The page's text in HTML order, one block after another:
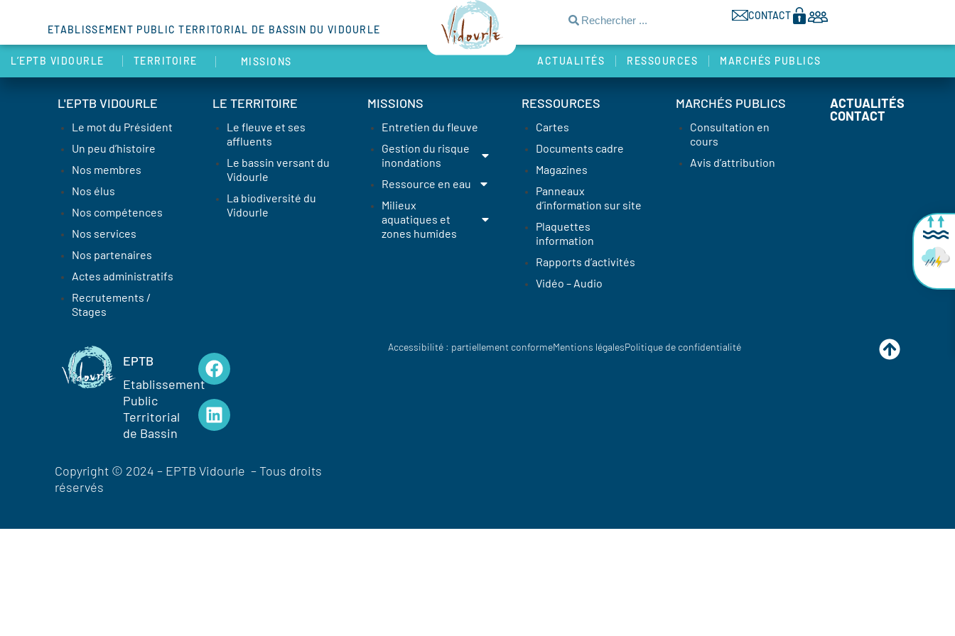
ETABLISSEMENT PUBLIC TERRITORIAL DE BASSIN DU VIDOURLE
CONTACT
L’EPTB VIDOURLE TERRITOIRE MISSIONS ACTUALITÉS RESSOURCES MARCHÉS PUBLICS
L'EPTB VIDOURLE
Le mot du Président
Un peu d’histoire
Nos membres
Nos élus
Nos compétences
Nos services
Nos partenaires
Actes administratifs
Recrutements /
Stages
LE TERRITOIRE
Le fleuve et ses
affluents
Le bassin versant du
Vidourle
La biodiversité du
Vidourle
MISSIONS
Entretien du fleuve
Gestion du risque
inondations
Ressource en eau
Milieux
aquatiques et
zones humides
RESSOURCES
Cartes
Documents cadre
Magazines
Panneaux
d’information sur site
Plaquettes
information
Rapports d’activités
Vidéo – Audio
MARCHÉS PUBLICS
Consultation en
cours
Avis d’attribution
ACTUALITÉS
CONTACT
EPTB
Etablissement
Public
Territorial
de Bassin
Copyright © 2024 – EPTB Vidourle – Tous droits
réservés
Accessibilité : partiellement conformeMentions légalesPolitique de confidentialité